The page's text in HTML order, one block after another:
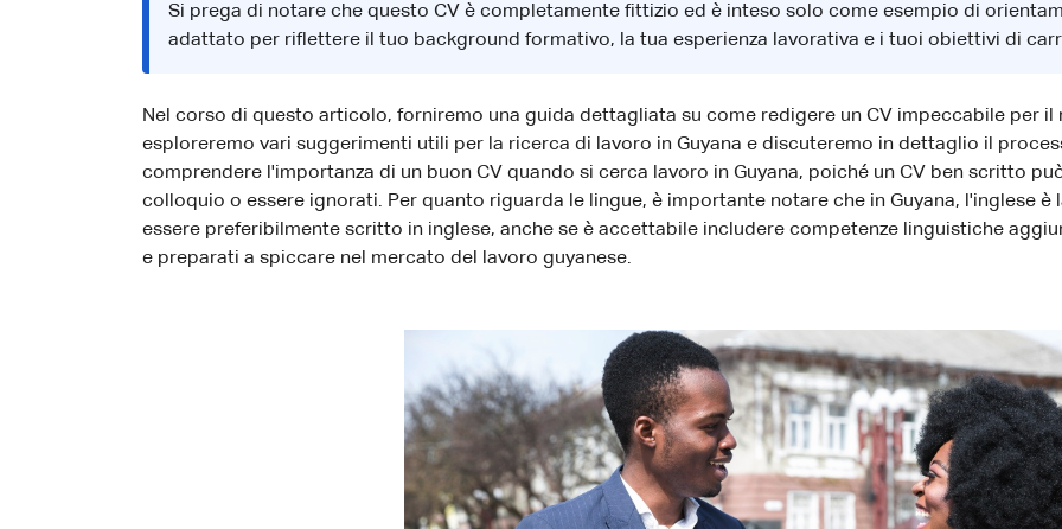
Si prega di notare che questo CV è completamente fittizio ed è inteso solo come esempio di
adattato per riflettere il tuo background formativo, la tua esperienza lavorativa e i tuoi obiettivi di
Nel corso di questo articolo, forniremo una guida dettagliata su come redigere un CV impeccabile per il
esploreremo vari suggerimenti utili per la ricerca di lavoro in Guyana e discuteremo in dettaglio il
comprendere l'importanza di un buon CV quando si cerca lavoro in Guyana, poiché un CV ben scritto
colloquio o essere ignorati. Per quanto riguarda le lingue, è importante notare che in Guyana, l'inglese
essere preferibilmente scritto in inglese, anche se è accettabile includere competenze linguistiche
e preparati a spiccare nel mercato del lavoro guyanese.